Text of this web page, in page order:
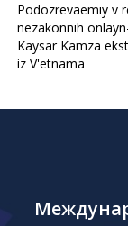
Podozrevaemıy v
nezakonnıh
Kaysar Kamza
iz V'etnama